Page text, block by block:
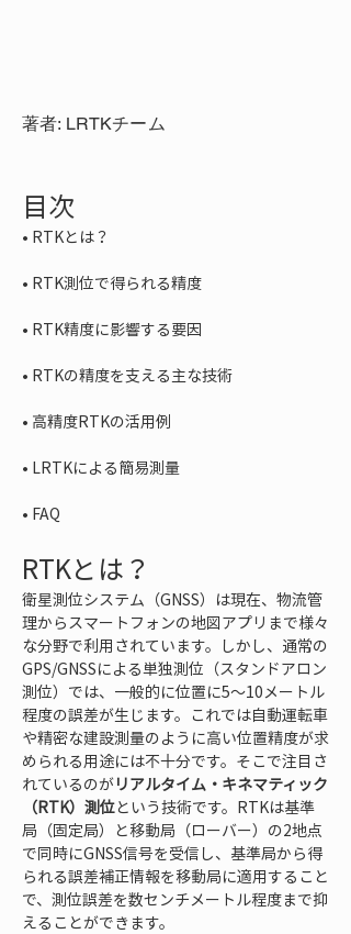
著者: LRTKチーム
目次
•
•
•
•
•
•
• FAQ
RTKとは？
衛星測位システム（GNSS）は現在、物流管
理からスマートフォンの地図アプリまで様々
な分野で利用されています。しかし、通常の
GPS/GNSSによる単独測位（スタンドアロン
測位）では、一般的に位置に5〜10メートル
程度の誤差が生じます。これでは自動運転車
や精密な建設測量のように高い位置精度が求
められる用途には不十分です。そこで注目さ
れているのがリアルタイム・キネマティック
（RTK）測位という技術です。RTKは基準
局（固定局）と移動局（ローバー）の2地点
で同時にGNSS信号を受信し、基準局から得
られる誤差補正情報を移動局に適用すること
で、測位誤差を数センチメートル程度まで抑
えることができます。